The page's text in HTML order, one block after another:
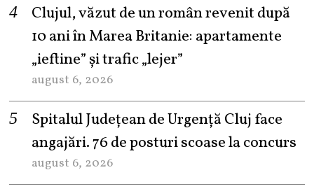
Clujul, văzut de un român revenit după
10 ani în Marea Britanie: apartamente
„ieftine” și trafic „lejer”
august 6, 2026
Spitalul Județean de Urgență Cluj face
angajări. 76 de posturi scoase la concurs
august 6, 2026